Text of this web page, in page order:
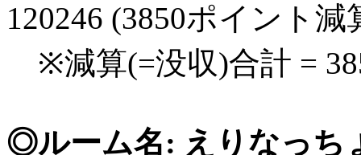
120246 (3850ポイント減
※減算(=没収)合計 =
◎ルーム名: えりなっち